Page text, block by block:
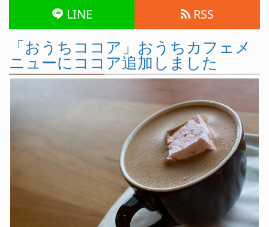
LINE
RSS
「おうちココア」おうちカフェメ
ニューにココア追加しました